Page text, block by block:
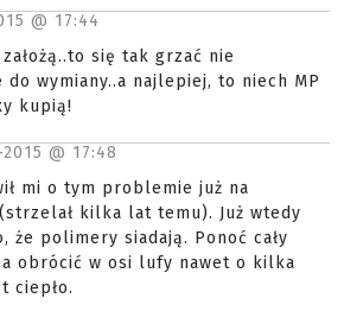
@ 17:44
się tak grzać nie
do wymiany..a najlepiej, to niech MP
kupią!
@ 17:48
mi o tym problemie już na
kilka lat temu). Już wtedy
że polimery siadają. Ponoć cały
obrócić w osi lufy nawet o kilka
ciepło.